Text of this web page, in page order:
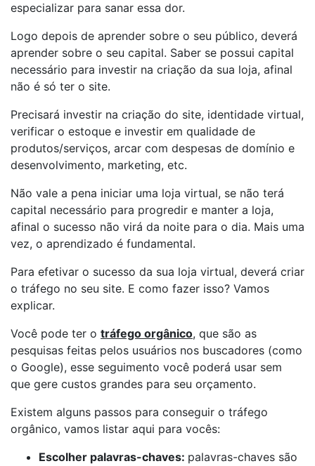
especializar para sanar essa dor.
Logo depois de aprender sobre o seu público, deverá
aprender sobre o seu capital. Saber se possui capital
necessário para investir na criação da sua loja, afinal
não é só ter o site.
Precisará investir na criação do site, identidade virtual,
verificar o estoque e investir em qualidade de
produtos/serviços, arcar com despesas de domínio e
desenvolvimento, marketing, etc.
Não vale a pena iniciar uma loja virtual, se não terá
capital necessário para progredir e manter a loja,
afinal o sucesso não virá da noite para o dia. Mais uma
vez, o aprendizado é fundamental.
Para efetivar o sucesso da sua loja virtual, deverá criar
o tráfego no seu site. E como fazer isso? Vamos
explicar.
Você pode ter o tráfego orgânico, que são as
pesquisas feitas pelos usuários nos buscadores (como
o Google), esse seguimento você poderá usar sem
que gere custos grandes para seu orçamento.
Existem alguns passos para conseguir o tráfego
orgânico, vamos listar aqui para vocês:
Escolher palavras-chaves: palavras-chaves são